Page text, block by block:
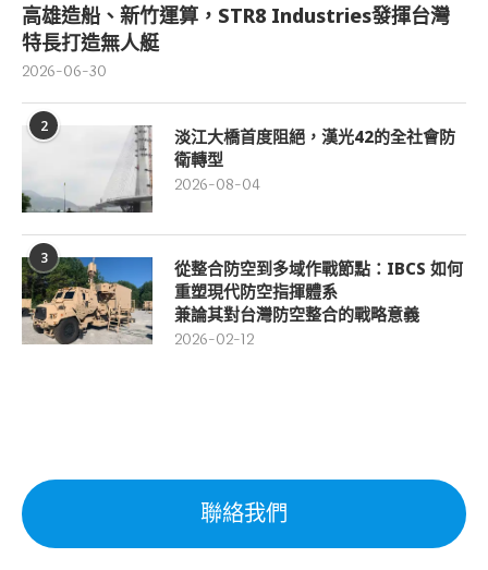
高雄造船、新竹運算，STR8 Industries發揮台灣
特長打造無人艇
2026-06-30
2
淡江大橋首度阻絕，漢光42的全社會防
衛轉型
2026-08-04
3
從整合防空到多域作戰節點：IBCS 如何
重塑現代防空指揮體系
兼論其對台灣防空整合的戰略意義
2026-02-12
聯絡我們